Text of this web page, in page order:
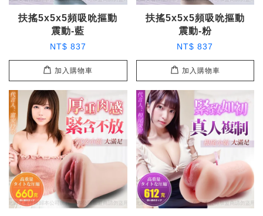
扶搖5x5x5頻吸吮摳動
震動-藍
NT$ 837
加入購物車
扶搖5x5x5頻吸吮摳動
震動-粉
NT$ 837
加入購物車